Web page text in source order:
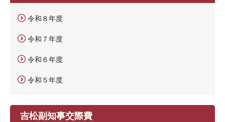
令和８年度
令和７年度
令和６年度
令和５年度
吉松副知事交際費